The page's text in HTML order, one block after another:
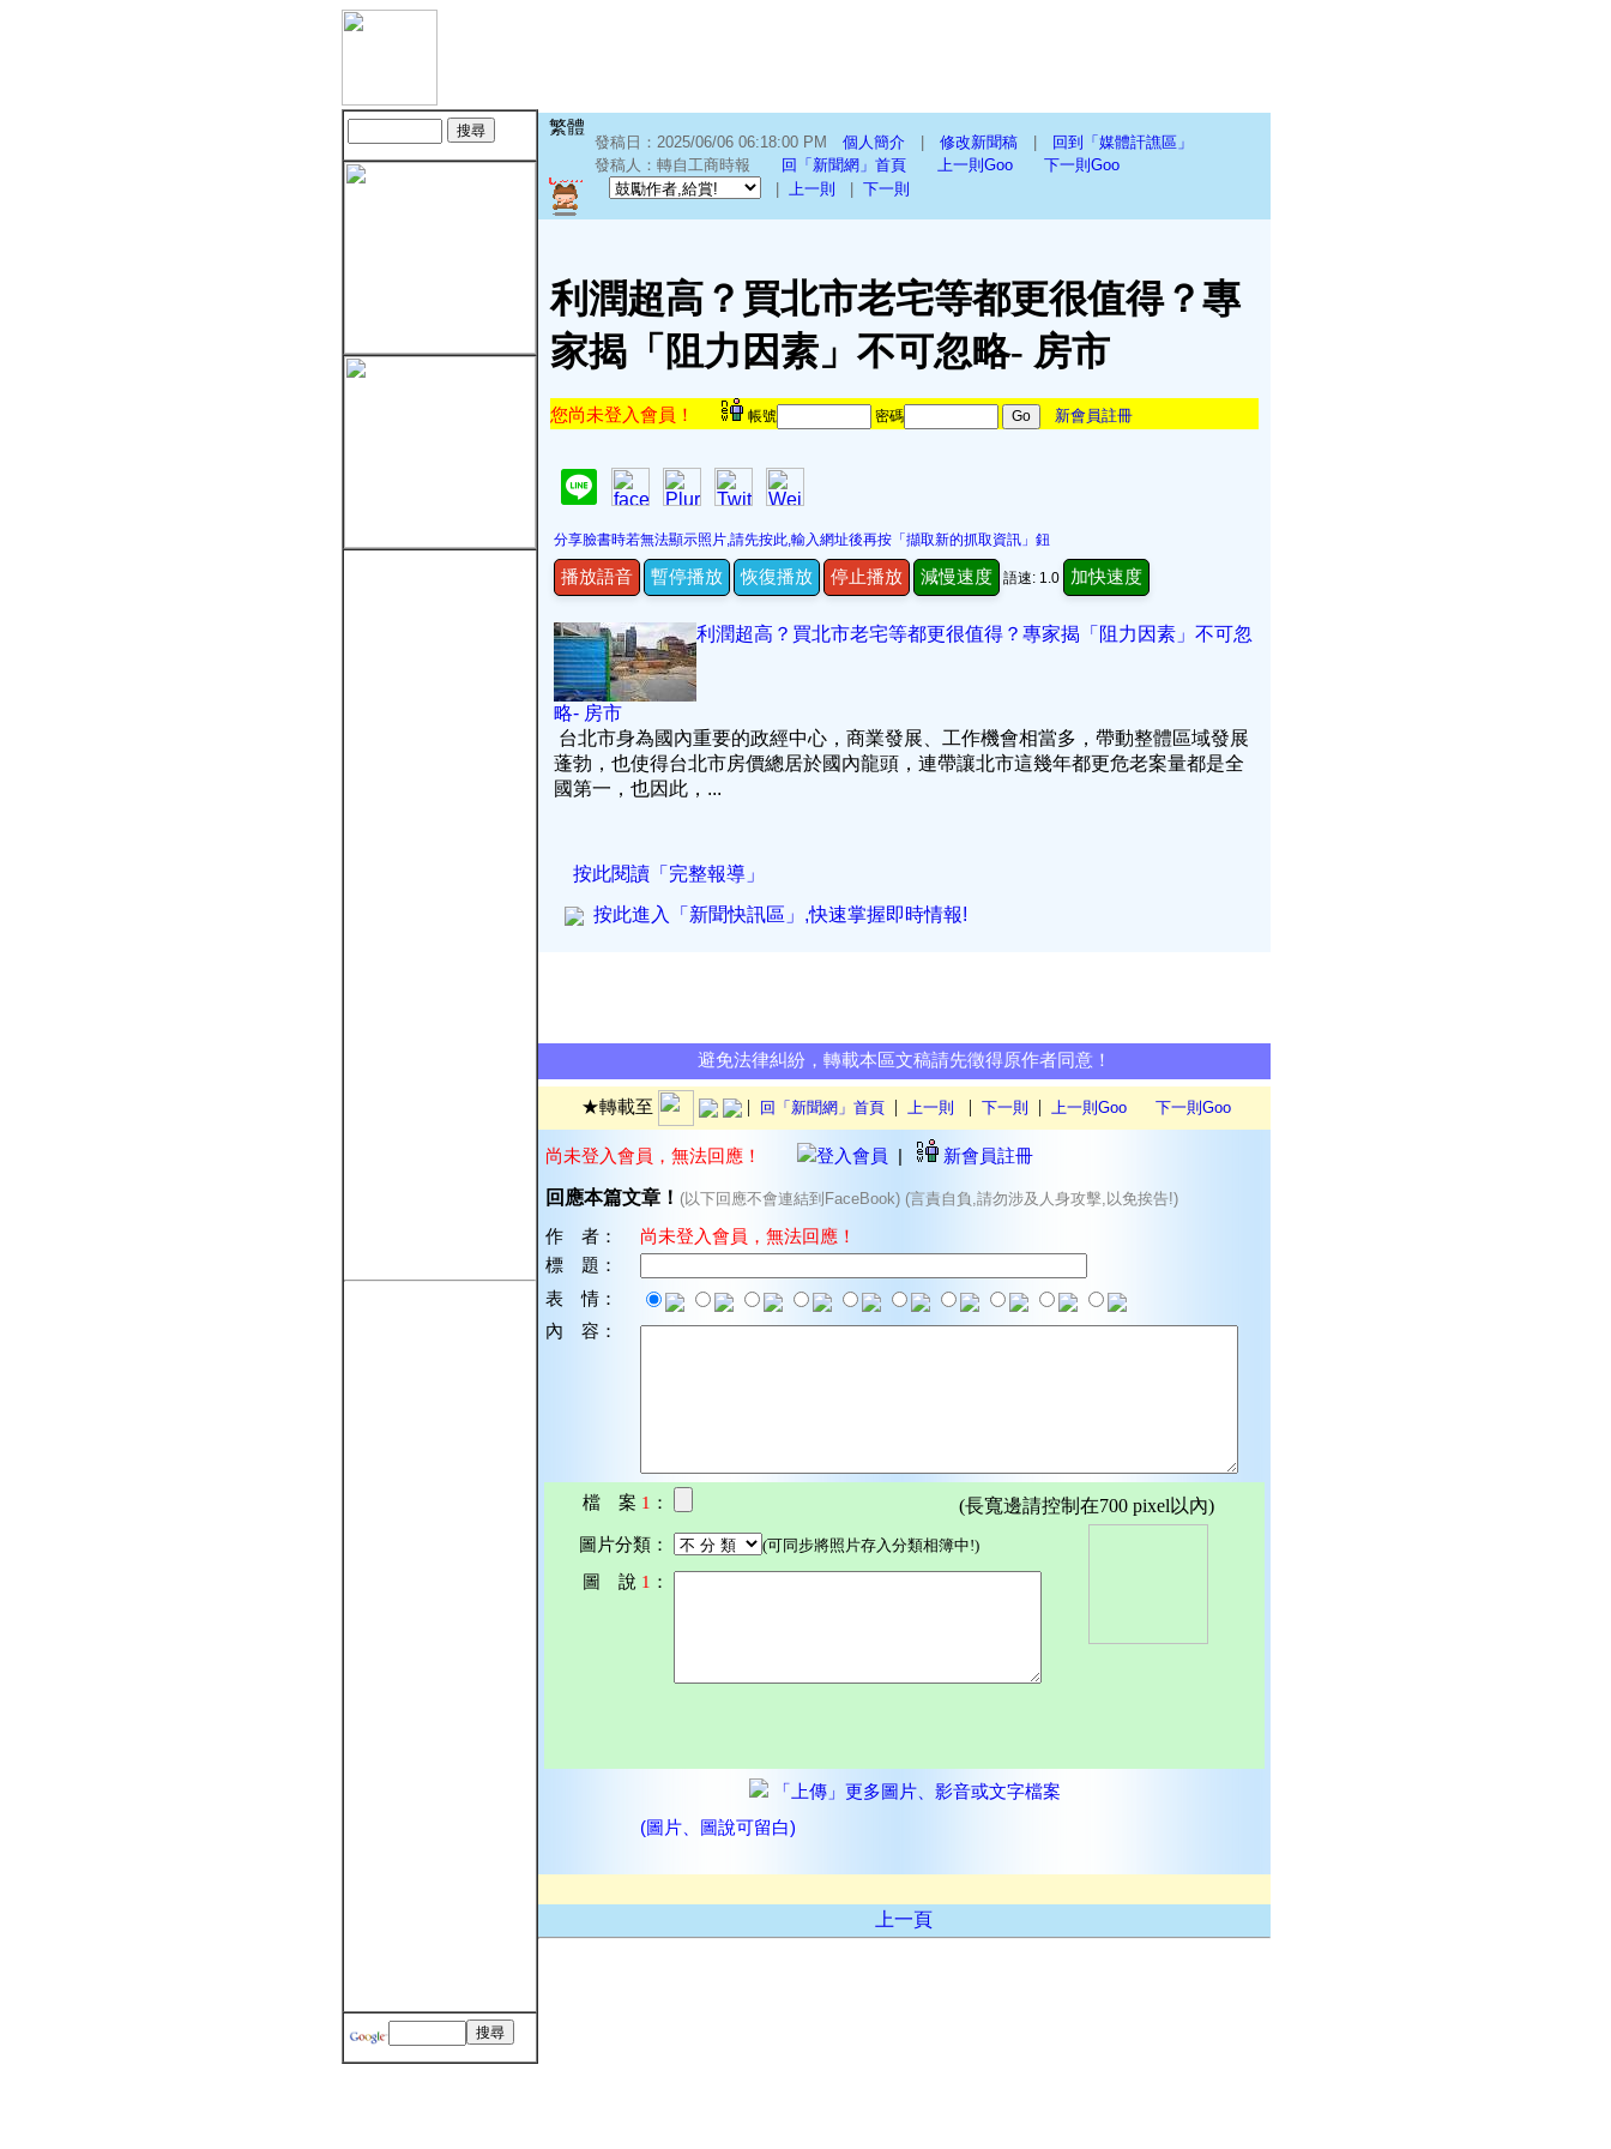
繁體
發稿日：2025/06/06 06:18:00 PM 個人簡介| 修改新聞稿|
回到「媒體訐譙區」
發稿人：轉自工商時報
回「新聞網」首頁 上一則Goo
下一則Goo
上一則 下一則
利潤超高？買北市老宅等都更很值得？專
家揭「阻力因素」不可忽略- 房市
您尚未登入會員！ 帳號 密碼 新會員註冊
分享臉書時若無法顯示照片,請先按此,輸入網址後再按「擷取新的抓取資訊」鈕
播放語音 暫停播放 恢復播放 停止播放 減慢速度 語速: 1.0 加快速度
利潤超高？買北市老宅等都更很值得？專家揭「阻力因素」不可忽
略- 房市
台北市身為國內重要的政經中心，商業發展、工作機會相當多，帶動整體區域發展
蓬勃，也使得台北市房價總居於國內龍頭，連帶讓北市這幾年都更危老案量都是全
國第一，也因此，...
按此閱讀「完整報導」
按此進入「新聞快訊區」,快速掌握即時情報!
避免法律糾紛，轉載本區文稿請先徵得原作者同意！
★轉載至 | 回「新聞網」首頁 | 上一則 | 下一則 | 上一則Goo 下一則Goo
尚未登入會員，無法回應！ 登入會員 | 新會員註冊
回應本篇文章！ (以下回應不會連結到FaceBook) (言責自負,請勿涉及人身攻擊,以免挨告!)
作 者：
尚未登入會員，無法回應！
標 題：
表 情：
內 容：
檔 案 1 ： (長寬邊請控制在700 pixel以內)
圖片分類： (可同步將照片存入分類相簿中!)
圖 說 1 ：
「上傳」更多圖片、影音或文字檔案
(圖片、圖說可留白)
上一頁